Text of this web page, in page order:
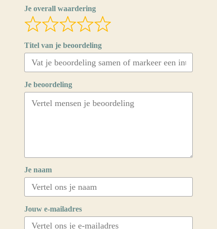
Je overall waardering
Titel van je beoordeling
Je beoordeling
Je naam
Jouw e-mailadres